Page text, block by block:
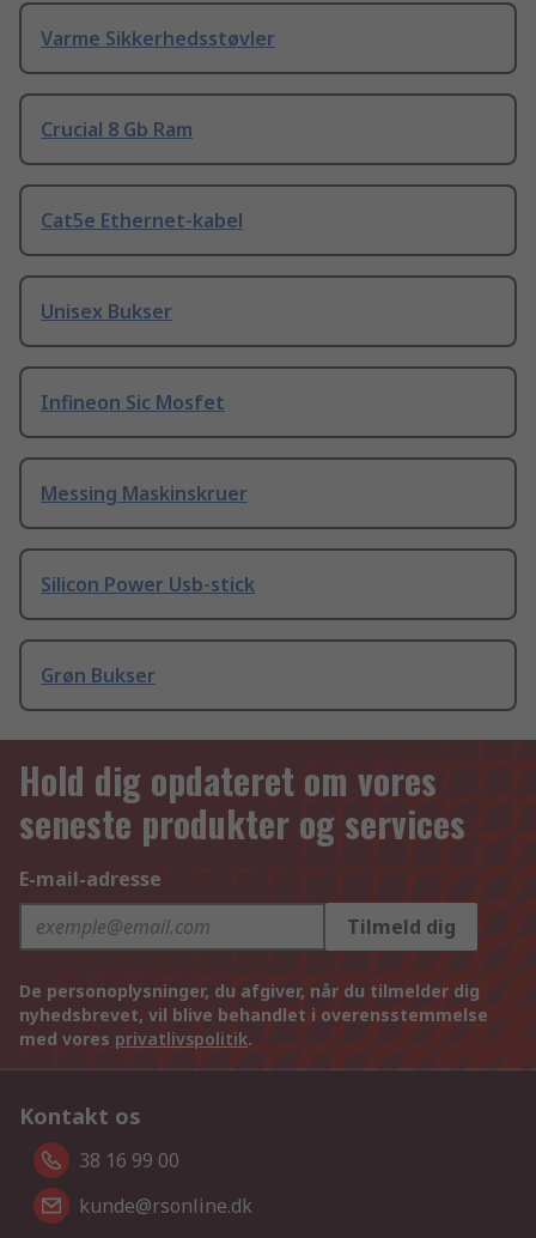
Varme Sikkerhedsstøvler
Crucial 8 Gb Ram
Cat5e Ethernet-kabel
Unisex Bukser
Infineon Sic Mosfet
Messing Maskinskruer
Silicon Power Usb-stick
Grøn Bukser
Hold dig opdateret om vores
seneste produkter og services
E-mail-adresse
Tilmeld dig
De personoplysninger, du afgiver, når du tilmelder dig
nyhedsbrevet, vil blive behandlet i overensstemmelse
med vores privatlivspolitik.
Kontakt os
38 16 99 00
kunde@rsonline.dk